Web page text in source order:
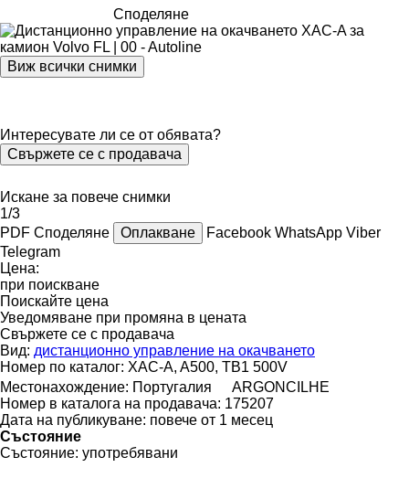
Споделяне
Виж всички снимки
Интересувате ли се от обявата?
Свържете се с продавача
Искане за повече снимки
1/3
PDF Споделяне Оплакване Facebook WhatsApp Viber
Telegram
Цена:
при поискване
Поискайте цена
Уведомяване при промяна в цената
Свържете се с продавача
Вид: дистанционно управление на окачването
Номер по каталог: XAC-A, A500, TB1 500V
Местонахождение: Португалия
ARGONCILHE
Номер в каталога на продавача: 175207
Дата на публикуване: повече от 1 месец
Състояние
Състояние: употребявани